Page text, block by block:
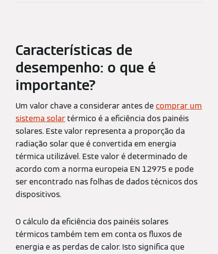
Características de
desempenho: o que é
importante?
Um valor chave a considerar antes decomprar um
sistema solar térmico é a eficiência dos painéis
solares. Este valor representa a proporção da
radiação solar que é convertida em energia
térmica utilizável. Este valor é determinado de
acordo com a norma europeia EN 12975 e pode
ser encontrado nas folhas de dados técnicos dos
dispositivos.
O cálculo da eficiência dos painéis solares
térmicos também tem em conta os fluxos de
energia e as perdas de calor. Isto significa que